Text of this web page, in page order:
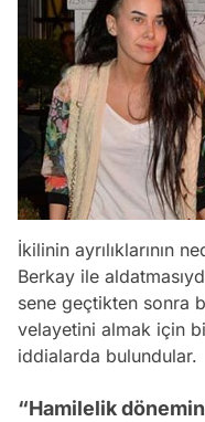
İkilinin ayrılıklarının
Berkay ile
sene geçtikten sonra
velayetini almak için
iddialarda bulundular.
“Hamilelik